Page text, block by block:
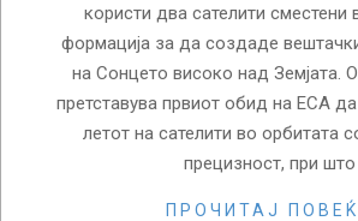
користи два сателити сместени
формација за да создаде
на Сонцето високо над Земјата.
претставува првиот обид на ЕСА
летот на сателити во орбитата
прецизност, при што
ПРОЧИТАЈ